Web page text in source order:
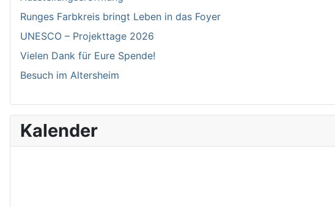
Runges Farbkreis bringt Leben in das Foyer
UNESCO – Projekttage 2026
Vielen Dank für Eure Spende!
Besuch im Altersheim
Kalender